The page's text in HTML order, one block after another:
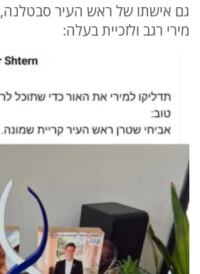
גם אישתו של ראש העיר
מירי רגב ולזכיית בעלה: